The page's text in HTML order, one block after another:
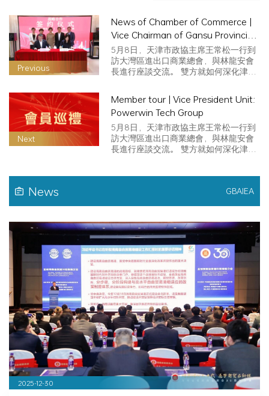
Previous
News of Chamber of Commerce |
Vice Chairman of Gansu Provincial
CPPCC He Wei and his delegation
visited the Chamber of Commerce
to discuss the promotion of
between Gansu and Hong Kong
5月8日，天津市政協主席王常松一行到
訪大灣區進出口商業總會，與林龍安會
長進行座談交流。 雙方就如何深化津港
Next
Member tour | Vice President Unit:
Powerwin Tech Group
5月8日，天津市政協主席王常松一行到
訪大灣區進出口商業總會，與林龍安會
長進行座談交流。 雙方就如何深化津港
News GBAIEA
2025-12-30